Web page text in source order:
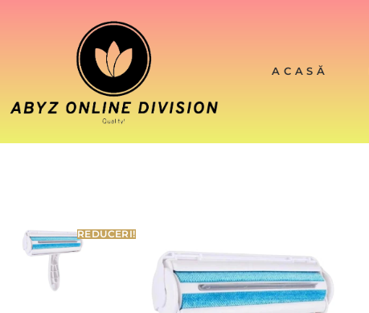
ACASĂ
REDUCERI!